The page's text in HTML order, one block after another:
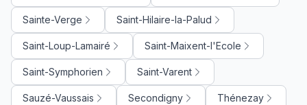
Sainte-Verge Saint-Hilaire-la-Palud
Saint-Loup-Lamairé Saint-Maixent-l'Ecole
Saint-Symphorien Saint-Varent
Sauzé-Vaussais Secondigny Thénezay